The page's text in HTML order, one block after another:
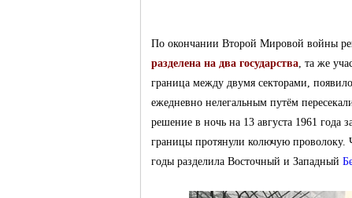
По окончании Второй Мировой войны
разделена на два государства, та же
граница между двумя секторами,
ежедневно нелегальным путём
решение в ночь на 13 августа 1961 года
границы протянули колючую проволоку.
годы разделила Восточный и Западный